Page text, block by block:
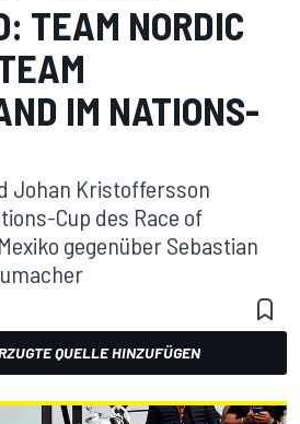
TEAM NORDIC
IM NATIONS-
Johan Kristoffersson
Cup des Race of
gegenüber Sebastian
QUELLE HINZUFÜGEN